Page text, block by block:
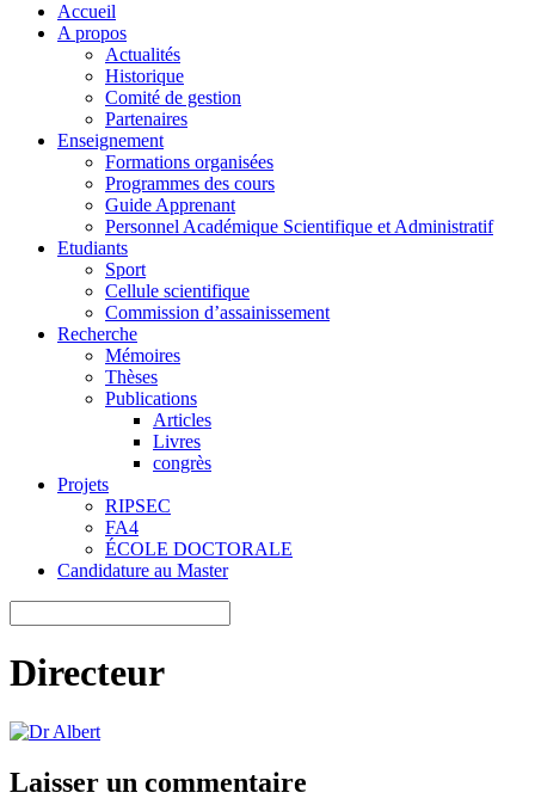
Accueil
A propos
Actualités
Historique
Comité de gestion
Partenaires
Enseignement
Formations organisées
Programmes des cours
Guide Apprenant
Personnel Académique Scientifique et Administratif
Etudiants
Sport
Cellule scientifique
Commission d’assainissement
Recherche
Mémoires
Thèses
Publications
Articles
Livres
congrès
Projets
RIPSEC
FA4
ÉCOLE DOCTORALE
Candidature au Master
Directeur
Laisser un commentaire